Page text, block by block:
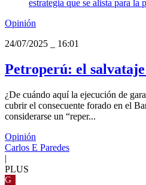
Opinión
24/07/2025
16:01
Petroperú: el salvataje
¿De cuándo aquí la ejecución de
cubrir el consecuente forado en el
considerarse un “reper...
Opinión
Carlos E Paredes
|
PLUS
G